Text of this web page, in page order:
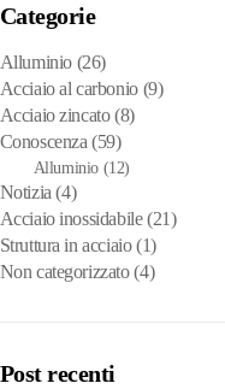
Categorie
Alluminio(26)
Acciaio al carbonio(9)
Acciaio zincato(8)
Conoscenza (59)
Alluminio (12)
Notizia (4)
Acciaio inossidabile(21)
Struttura in acciaio(1)
Non categorizzato(4)
Post recenti